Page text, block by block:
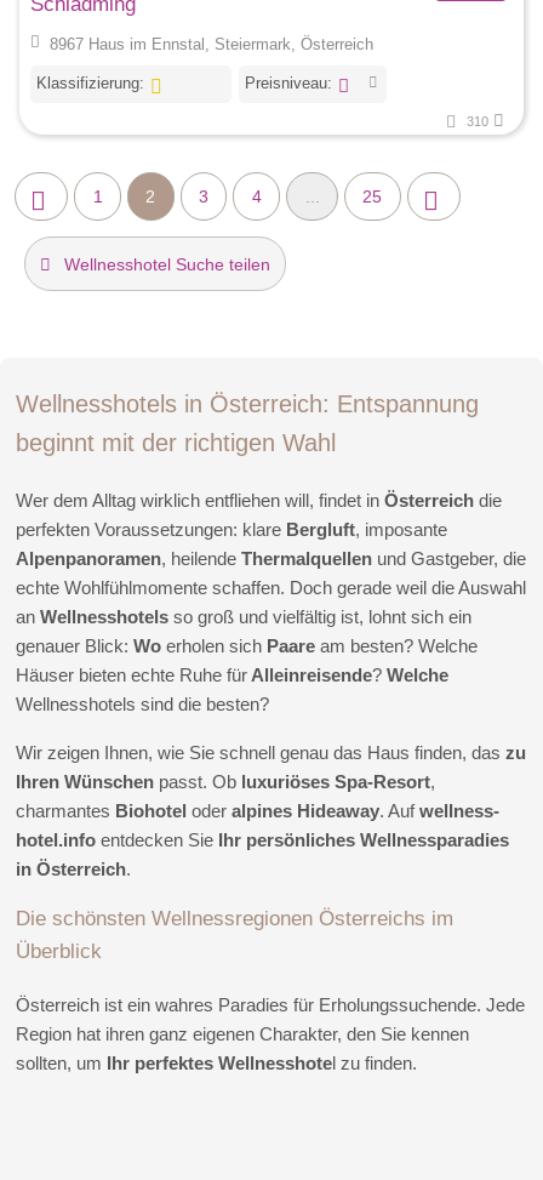
8967 Haus im Ennstal, Steiermark, Österreich
Klassifizierung: Preisniveau:
310
1 2 3 4 25
Wellnesshotel Suche teilen
Wellnesshotels in Österreich: Entspannung
beginnt mit der richtigen Wahl
Wer dem Alltag wirklich entfliehen will, findet in Österreich die
perfekten Voraussetzungen: klare Bergluft, imposante
Alpenpanoramen, heilende Thermalquellen und Gastgeber, die
echte Wohlfühlmomente schaffen. Doch gerade weil die Auswahl
an Wellnesshotels so groß und vielfältig ist, lohnt sich ein
genauer Blick: Wo erholen sich Paare am besten? Welche
Häuser bieten echte Ruhe für Alleinreisende? Welche
Wellnesshotels sind die besten?
Wir zeigen Ihnen, wie Sie schnell genau das Haus finden, das zu
Ihren Wünschen passt. Ob luxuriöses Spa-Resort,
charmantes Biohotel oder alpines Hideaway. Aufwellness-
hotel.info entdecken Sie Ihr persönliches Wellnessparadies
in Österreich.
Die schönsten Wellnessregionen Österreichs im
Überblick
Österreich ist ein wahres Paradies für Erholungssuchende. Jede
Region hat ihren ganz eigenen Charakter, den Sie kennen
sollten, um Ihr perfektes Wellnesshotel zu finden.